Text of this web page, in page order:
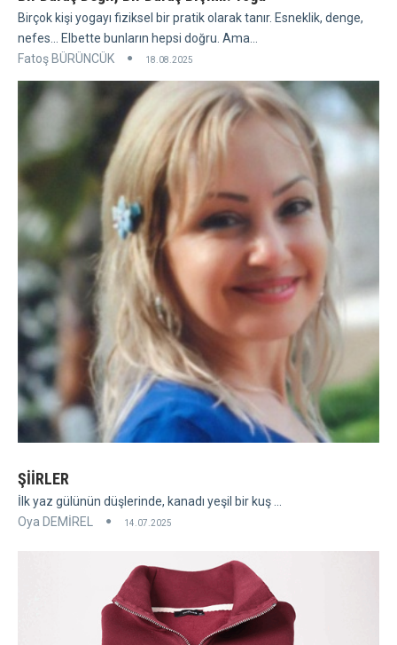
Birçok kişi yogayı fiziksel bir pratik olarak tanır. Esneklik, denge,
nefes... Elbette bunların hepsi doğru. Ama...
Fatoş BÜRÜNCÜK
18.08.2025
ŞİİRLER
İlk yaz gülünün düşlerinde, kanadı yeşil bir kuş ...
Oya DEMİREL
14.07.2025